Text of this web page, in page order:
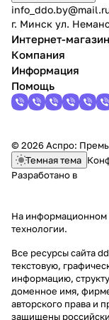
г. Минск ул.
Интернет-магазин
Компания
Информация
Помощь
© 2026 Аспро:
Темная тема
Разработано в
На информационном
технологии.
Все ресурсы сайта
текстовую,
информацию,
доменное имя,
авторского права и
защищены